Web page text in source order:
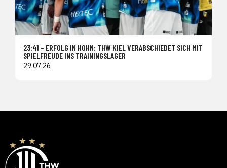
23:41 – ERFOLG IN HOHN: THW KIEL VERABSCHIEDET SICH MIT
SPIELFREUDE INS TRAININGSLAGER
29.07.26